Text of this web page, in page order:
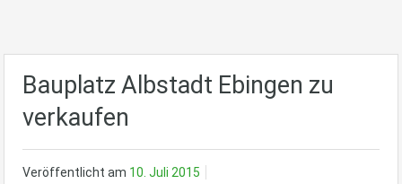
Bauplatz Albstadt Ebingen zu
verkaufen
Veröffentlicht am 10. Juli 2015